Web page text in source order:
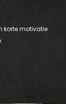
korte motivatie